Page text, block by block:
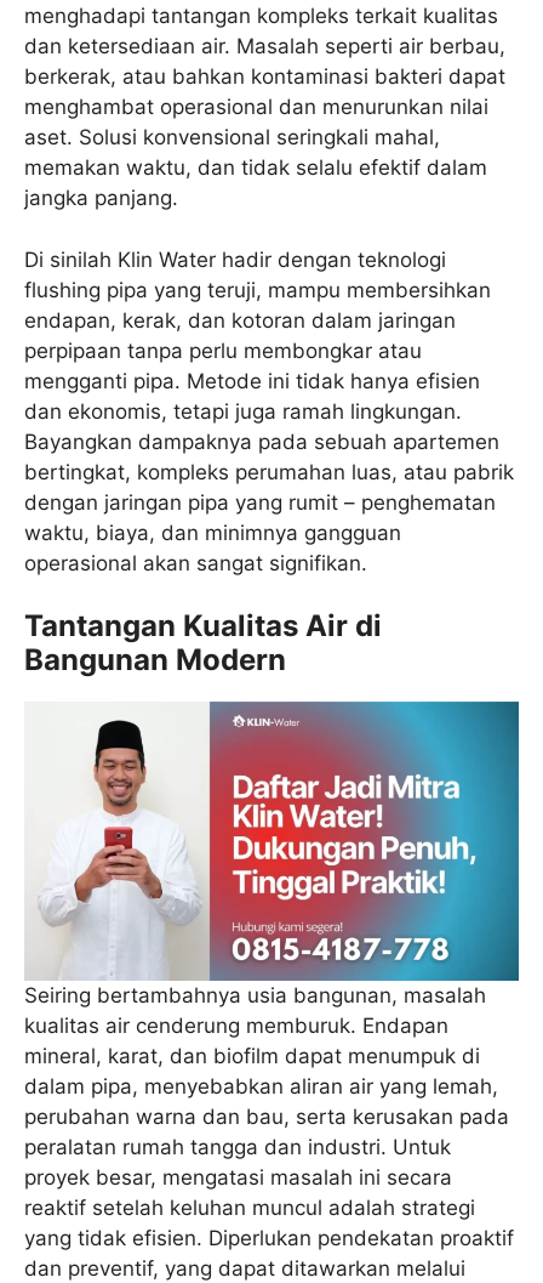
menghadapi tantangan kompleks terkait kualitas
dan ketersediaan air. Masalah seperti air berbau,
berkerak, atau bahkan kontaminasi bakteri dapat
menghambat operasional dan menurunkan nilai
aset. Solusi konvensional seringkali mahal,
memakan waktu, dan tidak selalu efektif dalam
jangka panjang.
Di sinilah Klin Water hadir dengan teknologi
flushing pipa yang teruji, mampu membersihkan
endapan, kerak, dan kotoran dalam jaringan
perpipaan tanpa perlu membongkar atau
mengganti pipa. Metode ini tidak hanya efisien
dan ekonomis, tetapi juga ramah lingkungan.
Bayangkan dampaknya pada sebuah apartemen
bertingkat, kompleks perumahan luas, atau pabrik
dengan jaringan pipa yang rumit – penghematan
waktu, biaya, dan minimnya gangguan
operasional akan sangat signifikan.
Tantangan Kualitas Air di
Bangunan Modern
Seiring bertambahnya usia bangunan, masalah
kualitas air cenderung memburuk. Endapan
mineral, karat, dan biofilm dapat menumpuk di
dalam pipa, menyebabkan aliran air yang lemah,
perubahan warna dan bau, serta kerusakan pada
peralatan rumah tangga dan industri. Untuk
proyek besar, mengatasi masalah ini secara
reaktif setelah keluhan muncul adalah strategi
yang tidak efisien. Diperlukan pendekatan proaktif
dan preventif, yang dapat ditawarkan melalui